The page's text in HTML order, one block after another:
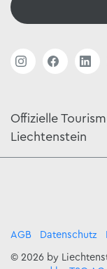
Offizielle
Liechtenstein
AGB Datenschutz
© 2026 by